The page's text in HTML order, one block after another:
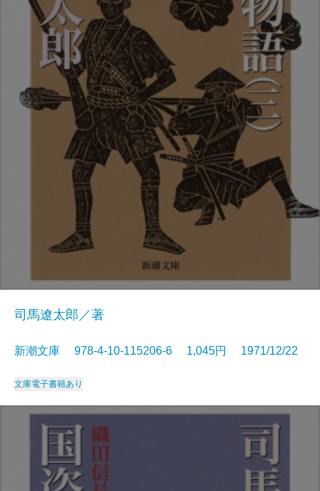
司馬遼太郎／著
新潮文庫 978-4-10-115206-6 1,045円 1971/12/22
文庫電子書籍あり